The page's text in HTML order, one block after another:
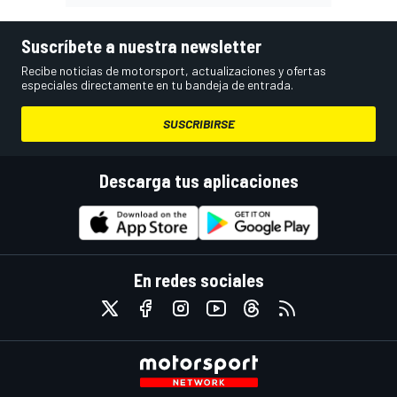
Suscríbete a nuestra newsletter
Recibe noticias de motorsport, actualizaciones y ofertas
especiales directamente en tu bandeja de entrada.
SUSCRIBIRSE
Descarga tus aplicaciones
En redes sociales